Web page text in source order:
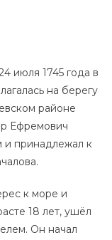
июля 1745 года в
на берегу
районе
Ефремович
и принадлежал к
к море и
18 лет, ушёл
Он начал